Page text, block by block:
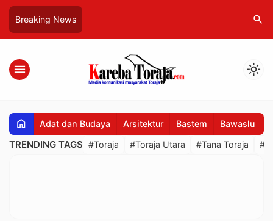
Breaking News search
menu light_mode
home Adat dan Budaya Arsitektur Bastem Bawaslu
TRENDING TAGS #Toraja #Toraja Utara #Tana Toraja